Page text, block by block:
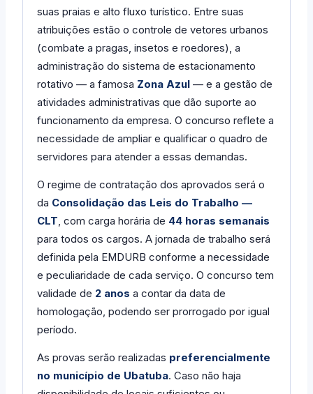
suas praias e alto fluxo turístico. Entre suas
atribuições estão o controle de vetores urbanos
(combate a pragas, insetos e roedores), a
administração do sistema de estacionamento
rotativo — a famosa Zona Azul — e a gestão de
atividades administrativas que dão suporte ao
funcionamento da empresa. O concurso reflete a
necessidade de ampliar e qualificar o quadro de
servidores para atender a essas demandas.
O regime de contratação dos aprovados será o
da Consolidação das Leis do Trabalho —
CLT, com carga horária de 44 horas semanais
para todos os cargos. A jornada de trabalho será
definida pela EMDURB conforme a necessidade
e peculiaridade de cada serviço. O concurso tem
validade de 2 anos a contar da data de
homologação, podendo ser prorrogado por igual
período.
As provas serão realizadas preferencialmente
no município de Ubatuba. Caso não haja